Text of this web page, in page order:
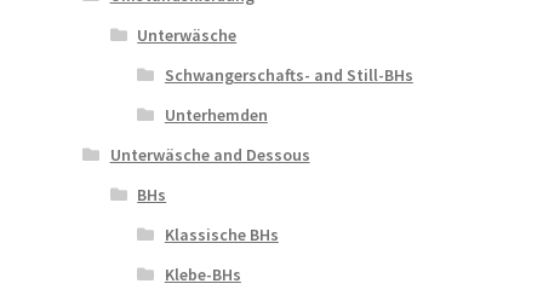
Unterwäsche
Schwangerschafts- and Still-BHs
Unterhemden
Unterwäsche and Dessous
BHs
Klassische BHs
Klebe-BHs